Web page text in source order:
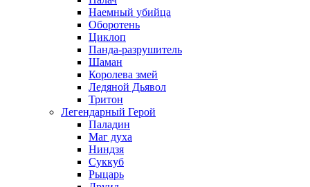
Наемный убийца
Оборотень
Циклоп
Панда-разрушитель
Шаман
Королева змей
Ледяной Дьявол
Тритон
Легендарный Герой
Паладин
Маг духа
Ниндзя
Суккуб
Рыцарь